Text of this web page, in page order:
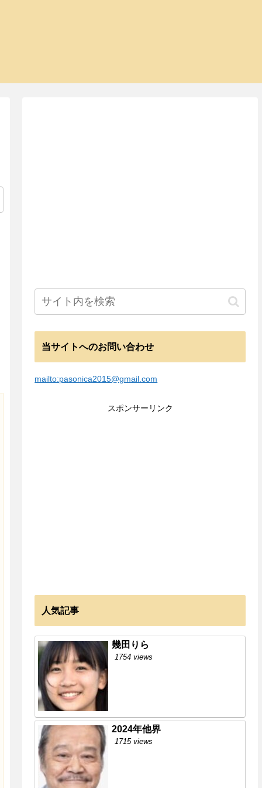
当サイトへのお問い合わせ
mailto:pasonica2015@gmail.com
スポンサーリンク
人気記事
幾田りら
1754 views
2024年他界
1715 views